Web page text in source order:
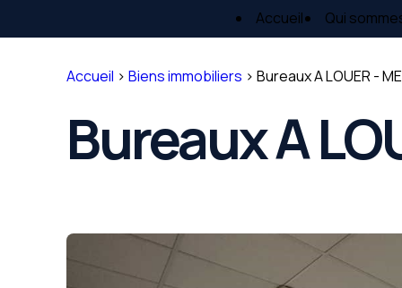
Accueil Qui
Accueil >Biens immobiliers >Bureaux A LOUER -
Bureaux A